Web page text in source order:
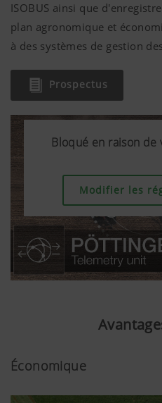
ISOBUS ainsi que
plan agronomique et
à des systèmes de gestion
Prospectus
Bloqué en raison de
Modifier les
Bloqué en raison de
Modifier les
Économique